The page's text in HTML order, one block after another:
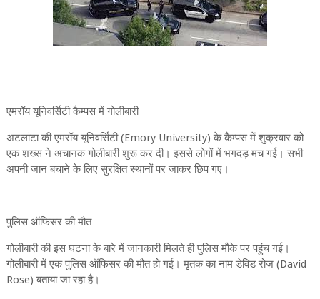
एमरॉय यूनिवर्सिटी कैम्पस में गोलीबारी
अटलांटा की एमरॉय यूनिवर्सिटी (Emory University) के कैम्पस में शुक्रवार को
एक शख्स ने अचानक गोलीबारी शुरू कर दी। इससे लोगों में भगदड़ मच गई। सभी
अपनी जान बचाने के लिए सुरक्षित स्थानों पर जाकर छिप गए।
पुलिस ऑफिसर की मौत
गोलीबारी की इस घटना के बारे में जानकारी मिलते ही पुलिस मौके पर पहुंच गई।
गोलीबारी में एक पुलिस ऑफिसर की मौत हो गई। मृतक का नाम डेविड रोज़ (David
Rose) बताया जा रहा है।